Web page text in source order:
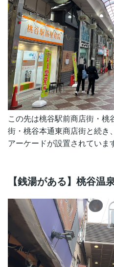
この先は桃谷駅前商店街・
街・桃谷本通東商店街と続き
アーケードが設置されていま
【銭湯がある】桃谷温